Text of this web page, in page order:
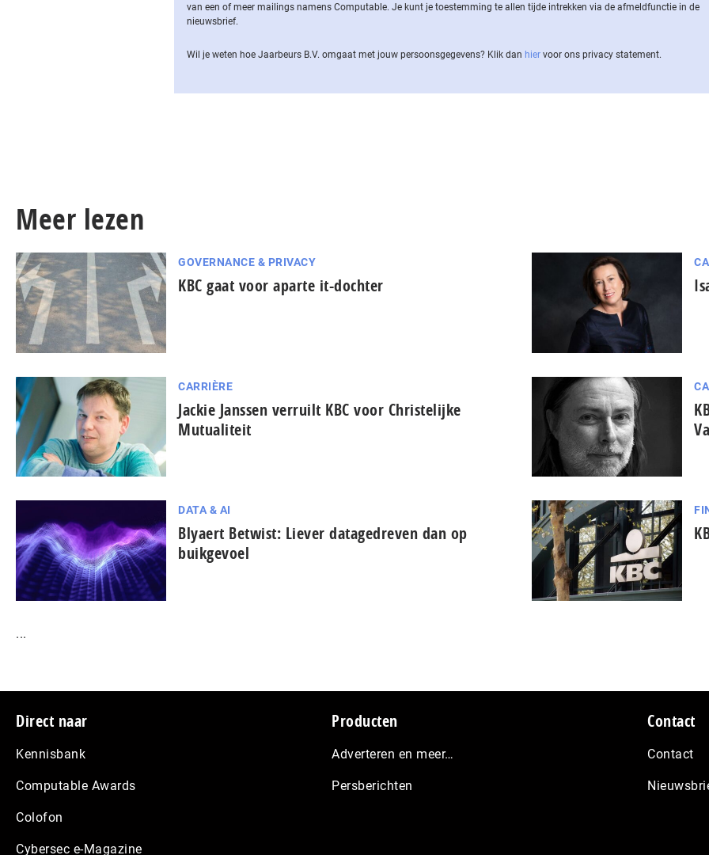
van een of meer mailings namens Computable. Je kunt je toestemming te allen tijde intrekken via de af­meld­func­tie in de
nieuwsbrief.
Wil je weten hoe Jaarbeurs B.V. omgaat met jouw per­soons­ge­ge­vens? Klik dan hier voor ons privacy statement.
Meer lezen
GOVERNANCE & PRIVACY
KBC gaat voor aparte it-dochter
CARRIÈRE
Jackie Janssen verruilt KBC voor Christelijke
Mutualiteit
DATA & AI
Blyaert Betwist: Liever datagedreven dan op
buikgevoel
...
Footer
Direct naar
Kennisbank
Computable Awards
Colofon
Cybersec e-Magazine
Producten
Adverteren en meer…
Persberichten
Contact
Contact